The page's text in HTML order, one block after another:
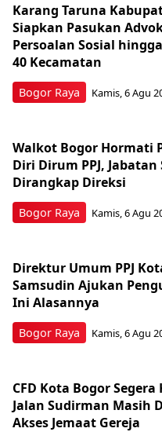
Bogor Raya
Karang Taruna
Siapkan Pasukan
Persoalan Sosial
40 Kecamatan
Kamis, 6 Agu
Bogor Raya
Walkot Bogor Hormati
Diri Dirum PPJ,
Dirangkap Direksi
Kamis, 6 Agu
Bogor Raya
Direktur Umum PPJ
Samsudin Ajukan
Ini Alasannya
Kamis, 6 Agu
CFD Kota Bogor
Jalan Sudirman Masih
Akses Jemaat Gereja